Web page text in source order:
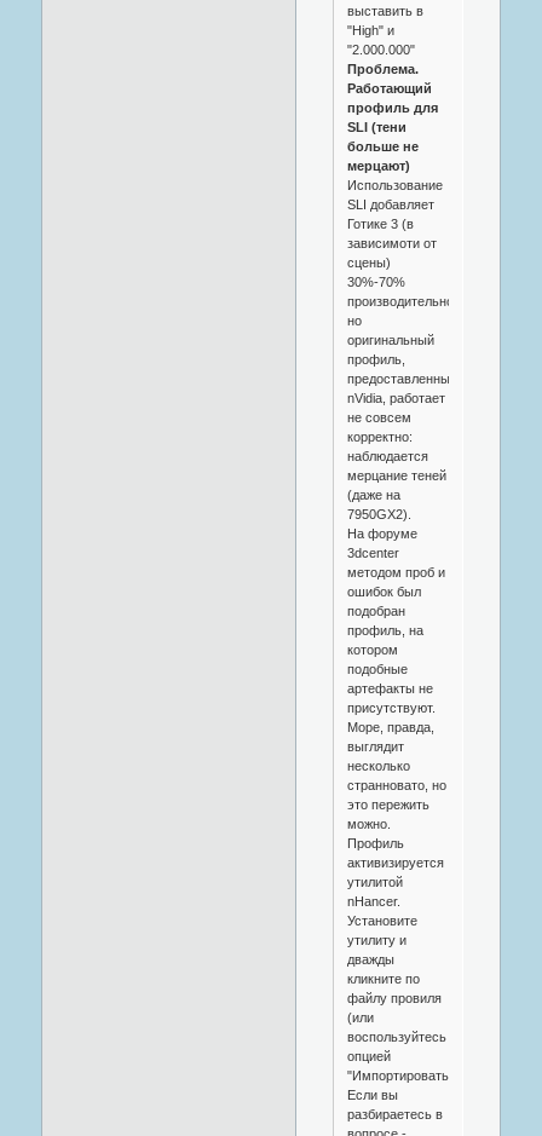
выставить в
"High" и
"2.000.000"
Проблема.
Работающий
профиль для
SLI (тени
больше не
мерцают)
Использование
SLI добавляет
Готике 3 (в
зависимоти от
сцены)
30%-70%
производительности,
но
оригинальный
профиль,
предоставленный
nVidia, работает
не совсем
корректно:
наблюдается
мерцание теней
(даже на
7950GX2).
На форуме
3dcenter
методом проб и
ошибок был
подобран
профиль, на
котором
подобные
артефакты не
присутствуют.
Море, правда,
выглядит
несколько
странновато, но
это пережить
можно.
Профиль
активизируется
утилитой
nHancer.
Установите
утилиту и
дважды
кликните по
файлу провиля
(или
воспользуйтесь
опцией
"Импортировать").
Если вы
разбираетесь в